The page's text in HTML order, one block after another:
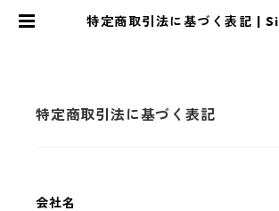
特定商取引法に基づく表記 |
特定商取引法に基づく表記
会社名